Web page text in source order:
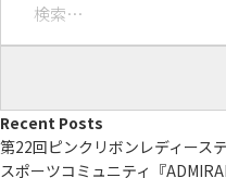
Recent Posts
第22回ピンクリボンレディー
スポーツコミュニティ『